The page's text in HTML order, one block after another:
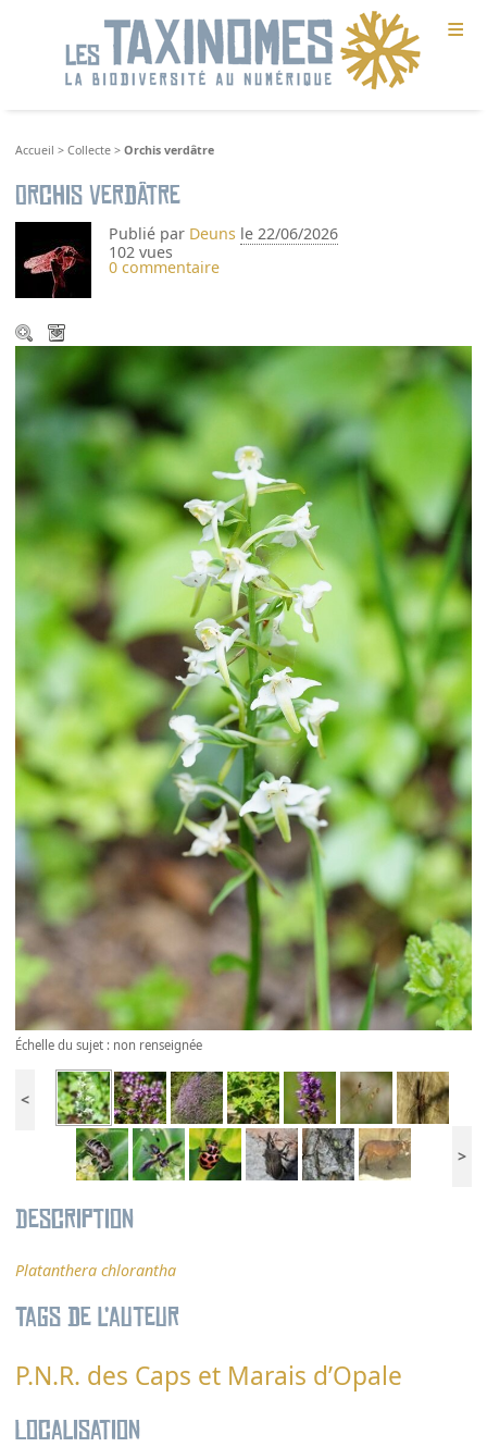
≡
Accueil >Collecte >Orchis verdâtre
Orchis verdâtre
Publié par Deuns le 22/06/2026
102 vues
0 commentaire
Échelle du sujet : non renseignée
<
>
Description
Platanthera chlorantha
Tags de l’auteur
P.N.R. des Caps et Marais d’Opale
Localisation